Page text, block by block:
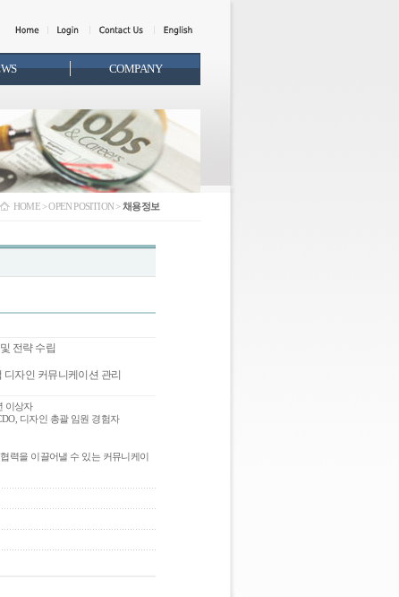
COMPANY
HOME > OPEN POSITION > 채용정보
전략 수립
자인 커뮤니케이션 관리
이상자
디자인 총괄 임원 경험자
력을 이끌어낼 수 있는 커뮤니케이